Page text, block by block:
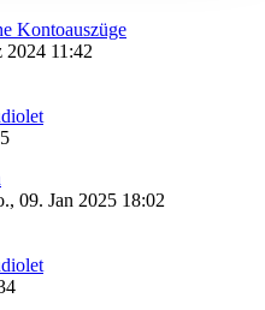
Kontoauszüge
2024 11:42
09. Jan 2025 18:02